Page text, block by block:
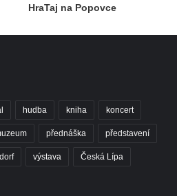
HraTaj na Popovce
hudba kniha koncert
přednáška představení
výstava Česká Lípa